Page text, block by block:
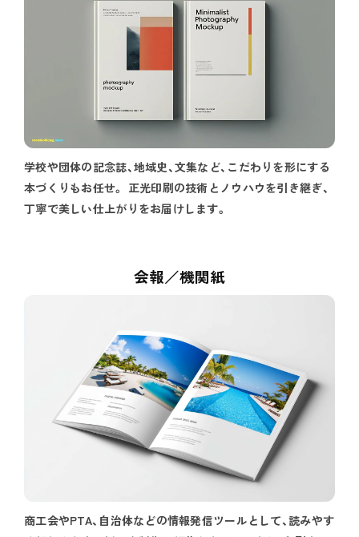
学校や団体の記念誌、地域史、文集など、こだわりを形にする
本づくりもお任せ。 正光印刷の技術とノウハウを引き継ぎ、
丁寧で美しい仕上がりをお届けします。
会報／機関紙
商工会やPTA、自治体などの情報発信ツールとして、読みやす